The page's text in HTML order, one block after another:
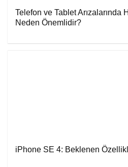
Telefon ve Tablet Arızalarında
Neden Önemlidir?
iPhone SE 4: Beklenen